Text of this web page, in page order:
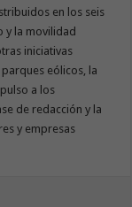
en los seis
y la movilidad
iniciativas
eólicos, la
a los
de redacción y la
y empresas